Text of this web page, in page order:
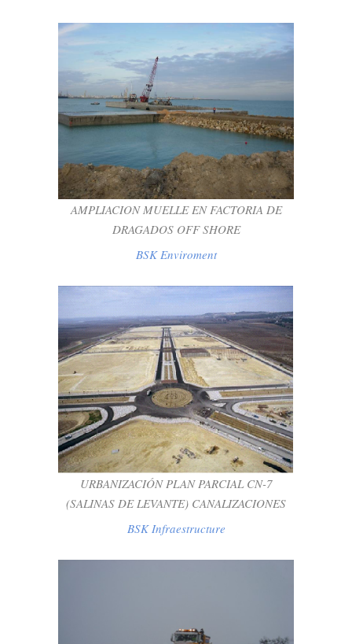
AMPLIACION MUELLE EN FACTORIA DE
DRAGADOS OFF SHORE
BSK Enviroment
AMPLIACION MUELLE EN FACTORIA DE
DRAGADOS OFF SHORE
BSK Enviroment
URBANIZACIÓN PLAN PARCIAL CN-7
(SALINAS DE LEVANTE)
CANALIZACIONES
BSK Infraestructure
URBANIZACIÓN PLAN PARCIAL CN-7
(SALINAS DE LEVANTE) CANALIZACIONES
BSK Infraestructure